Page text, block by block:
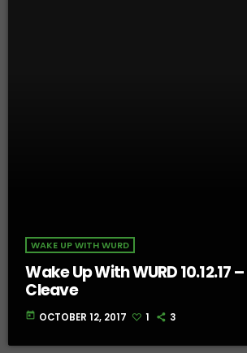
WAKE UP WITH WURD
Wake Up With WURD 10.12.17
Cleave
today OCTOBER 12, 2017 1 3